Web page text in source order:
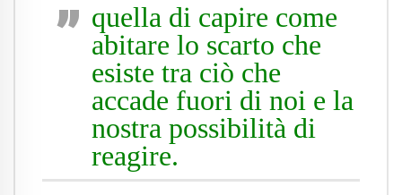
quella di capire come
abitare lo scarto che
esiste tra ciò che
accade fuori di noi e la
nostra possibilità di
reagire.